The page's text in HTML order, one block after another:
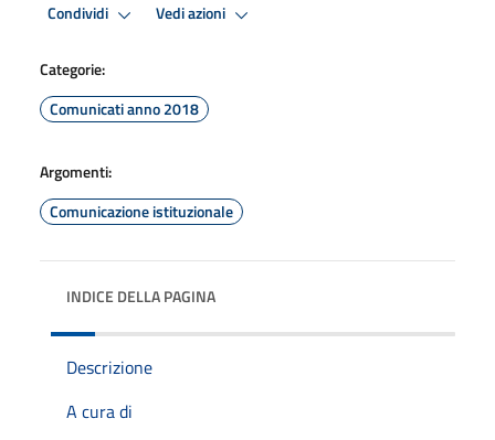
Condividi Vedi azioni
Categorie:
Comunicati anno 2018
Argomenti:
Comunicazione istituzionale
INDICE DELLA PAGINA
Descrizione
A cura di